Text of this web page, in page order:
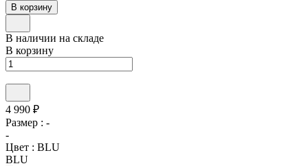
В корзину
В наличии на складе
В корзину
4 990 ₽
Размер : -
-
Цвет : BLU
BLU